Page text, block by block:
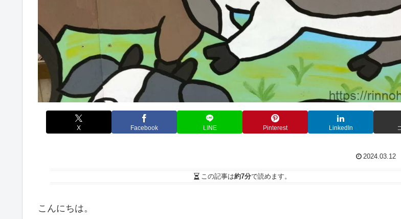
X Facebook LINE Pinterest LinkedIn
2024.03.12
この記事は約7分で読めます。
こんにちは。